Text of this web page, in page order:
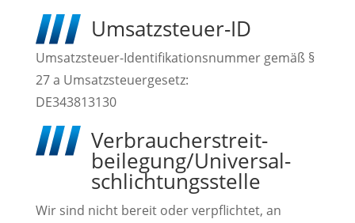
Umsatzsteuer-ID
Umsatzsteuer-Identifikationsnummer gemäß §
27 a Umsatzsteuergesetz:
DE343813130
Verbraucher­streit­
beilegung/Universal­
schlichtungs­stelle
Wir sind nicht bereit oder verpflichtet, an